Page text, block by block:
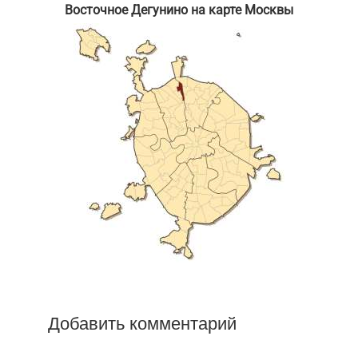
Восточное Дегунино на карте Москвы
Добавить комментарий